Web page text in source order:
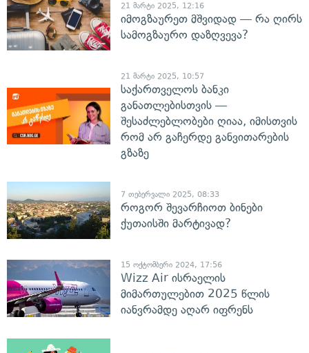
21 მარტი 2025, 12:16
იმოგზაურეთ მშვიდად — რა ღირს
სამოგზაურო დაზღვევა?
21 მარტი 2025, 10:57
საქართველოს ბანკი
განათლებისთვის —
შესაძლებლობები ღიაა, იმისთვის
რომ არ გაჩერდე განვითარების
გზაზე
7 თებერვალი 2025, 08:33
როგორ შევარჩიოთ ბინები
ქუთაისში მარტივად?
15 ოქტომბერი 2024, 17:56
Wizz Air ისრაელის
მიმართულებით 2025 წლის
იანვრამდე აღარ იფრენს